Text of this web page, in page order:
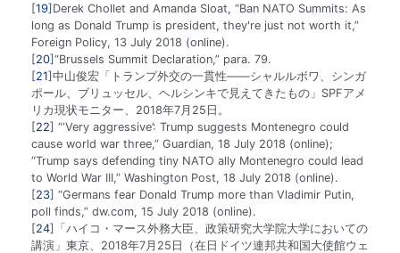
19 Derek Chollet and Amanda Sloat, “Ban NATO Summits: As
long as Donald Trump is president, they're just not worth it,”
Foreign Policy, 13 July 2018 (online).
20 “Brussels Summit Declaration,” para. 79.
21 中山俊宏「トランプ外交の一貫性――シャルルボワ、シンガ
ポール、ブリュッセル、ヘルシンキで見えてきたもの」SPFアメ
リカ現状モニター、2018年7月25日。
22
“‘Very aggressive’: Trump suggests Montenegro could
cause world war three,” Guardian, 18 July 2018 (online);
“Trump says defending tiny NATO ally Montenegro could lead
to World War III,” Washington Post, 18 July 2018 (online).
23 “Germans fear Donald Trump more than Vladimir Putin,
poll finds,” dw.com, 15 July 2018 (online).
24
「ハイコ・マース外務大臣、政策研究大学院大学においての
講演」東京、2018年7月25日（在日ドイツ連邦共和国大使館ウェ